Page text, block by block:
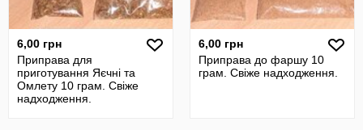
6,00 грн
Приправа для
приготування Яєчні та
Омлету 10 грам. Свіже
надходження.
6,00 грн
Приправа до фаршу 10
грам. Свіже надходження.